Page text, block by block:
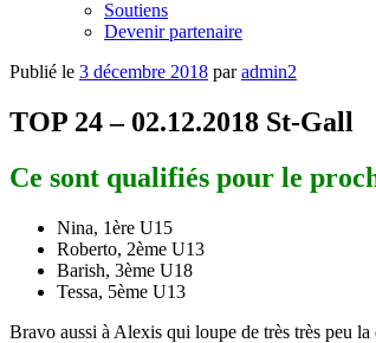
Soutiens
Devenir partenaire
Publié le 3 décembre 2018 paradmin2
TOP 24 – 02.12.2018 St-Gall
Ce sont qualifiés pour le
Nina, 1ère U15
Roberto, 2ème U13
Barish, 3ème U18
Tessa, 5ème U13
Bravo aussi à Alexis qui loupe de très très peu